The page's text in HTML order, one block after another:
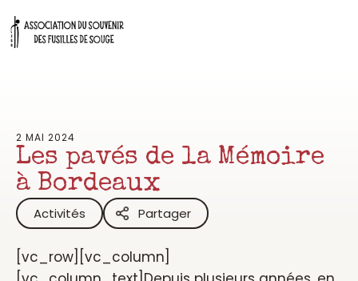
au
contenu
2 MAI 2024
Les pavés de la Mémoire
à Bordeaux
Activités Partager
[vc_row][vc_column]